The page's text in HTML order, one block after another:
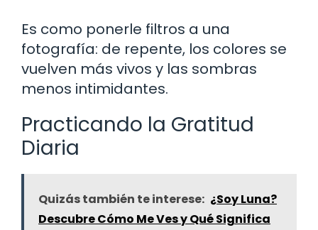
Es como ponerle filtros a una
fotografía: de repente, los colores se
vuelven más vivos y las sombras
menos intimidantes.
Practicando la Gratitud
Diaria
Quizás también te interese: ¿Soy Luna?
Descubre Cómo Me Ves y Qué Significa